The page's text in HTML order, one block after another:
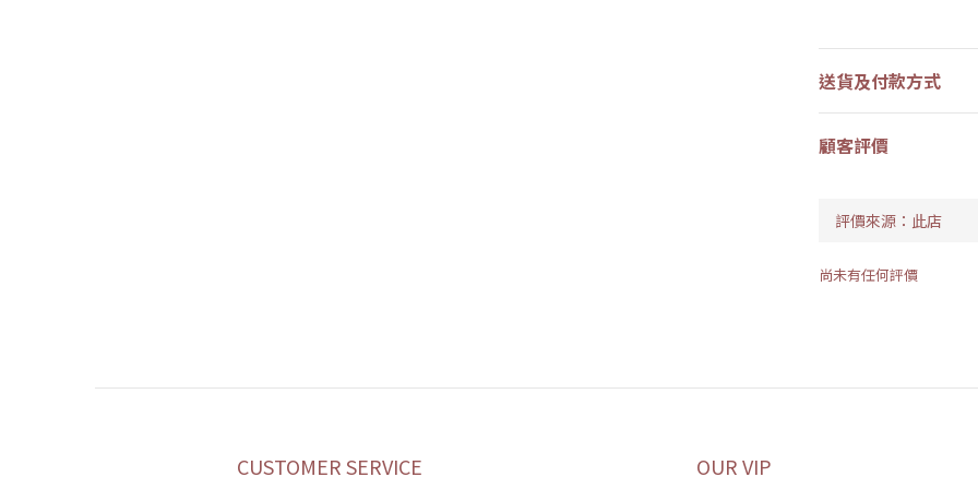
送貨及付款方式
顧客評價
尚未有任何評價
CUSTOMER SERVICE OUR VIP